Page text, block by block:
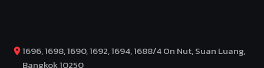
1696, 1698, 1690, 1692, 1694, 1688/4 On Nut, Suan Luang,
Bangkok 10250